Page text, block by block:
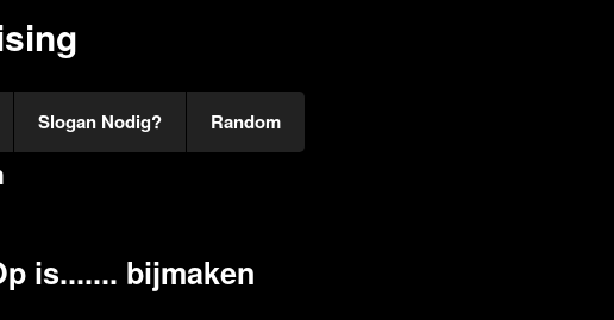
Slogan Nodig? Random
is....... bijmaken